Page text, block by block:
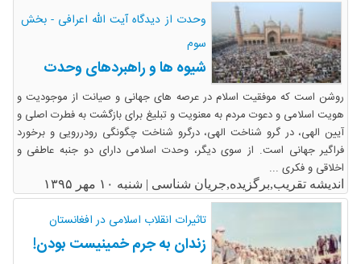
وحدت از دیدگاه آیت الله اعرافی - بخش
سوم
شیوه ها و راهبردهای وحدت
روشن است که موفقیت اسلام در عرصه های جهانی و صیانت از موجودیت و
هویت اسلامی و دعوت مردم به معنویت و تبلیغ برای بازگشت به فطرت اصلی و
آیین الهی، در گرو شناخت الهی، درگرو شناخت چگونگی رودررویی و برخورد
فراگیر جهانی است. از سوی دیگر، وحدت اسلامی دارای دو جنبه عاطفی و
اخلاقی و فکری ...
اندیشه تقریب,برگزیده,جریان شناسی | شنبه ۱۰ مهر ۱۳۹۵
تاثیرات انقلاب اسلامی در افغانستان
زندان به جرم خمینیست بودن!